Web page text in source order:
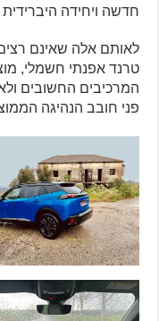
חדשה ויחידה היברידית
לאותם אלה שאינם
טרנד אפנתי חשמלי,
המרכיבים החשובים ולא
פני חובב הנהיגה הממוצע.